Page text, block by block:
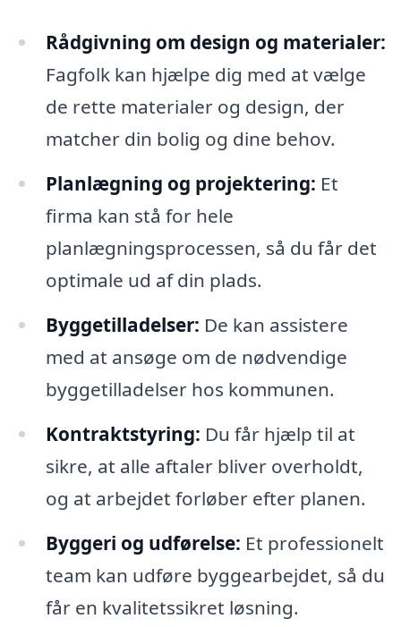
Rådgivning om design og materialer:
Fagfolk kan hjælpe dig med at vælge
de rette materialer og design, der
matcher din bolig og dine behov.
Planlægning og projektering: Et
firma kan stå for hele
planlægningsprocessen, så du får det
optimale ud af din plads.
Byggetilladelser: De kan assistere
med at ansøge om de nødvendige
byggetilladelser hos kommunen.
Kontraktstyring: Du får hjælp til at
sikre, at alle aftaler bliver overholdt,
og at arbejdet forløber efter planen.
Byggeri og udførelse: Et professionelt
team kan udføre byggearbejdet, så du
får en kvalitetssikret løsning.